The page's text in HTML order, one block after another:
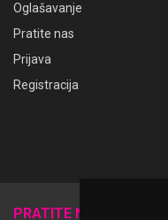
Oglašavanje
Pratite nas
Prijava
Registracija
PRATITE NAS